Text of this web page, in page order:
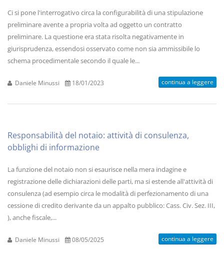
Ci si pone l'interrogativo circa la configurabilità di una stipulazione
preliminare avente a propria volta ad oggetto un contratto
preliminare. La questione era stata risolta negativamente in
giurisprudenza, essendosi osservato come non sia ammissibile lo
schema procedimentale secondo il quale le...
Daniele Minussi 18/01/2023 continua a leggere
Responsabilità del notaio: attività di consulenza,
obblighi di informazione
La funzione del notaio non si esaurisce nella mera indagine e
registrazione delle dichiarazioni delle parti, ma si estende all'attività di
consulenza (ad esempio circa le modalità di perfezionamento di una
cessione di credito derivante da un appalto pubblico: Cass. Civ. Sez. III,
), anche fiscale,...
Daniele Minussi 08/05/2025 continua a leggere